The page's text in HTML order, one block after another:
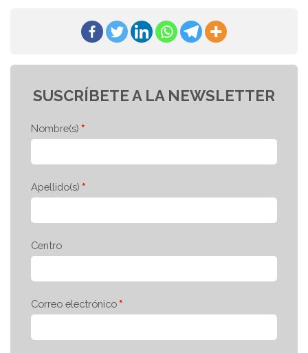
SUSCRÍBETE A LA NEWSLETTER
Nombre(s)
Apellido(s)
Centro
Correo electrónico